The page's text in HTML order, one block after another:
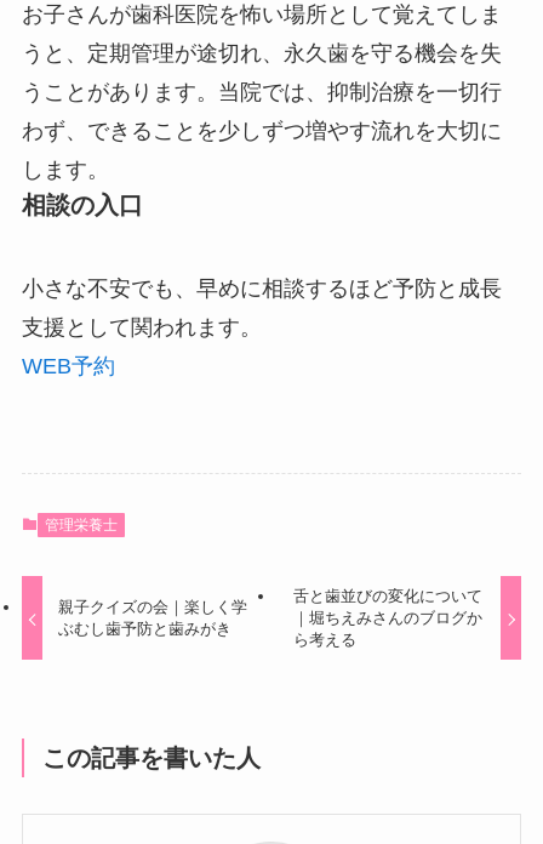
お子さんが歯科医院を怖い場所として覚えてしま
うと、定期管理が途切れ、永久歯を守る機会を失
うことがあります。当院では、抑制治療を一切行
わず、できることを少しずつ増やす流れを大切に
します。
相談の入口
小さな不安でも、早めに相談するほど予防と成長
支援として関われます。
WEB予約
管理栄養士
親子クイズの会｜楽しく学
ぶむし歯予防と歯みがき
舌と歯並びの変化について
｜堀ちえみさんのブログか
ら考える
この記事を書いた人